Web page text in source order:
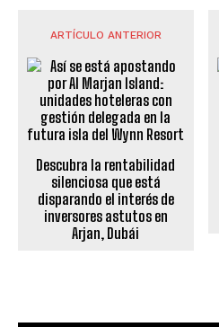
ARTÍCULO ANTERIOR
Descubra la rentabilidad
silenciosa que está
disparando el interés de
inversores astutos en
Arjan, Dubái